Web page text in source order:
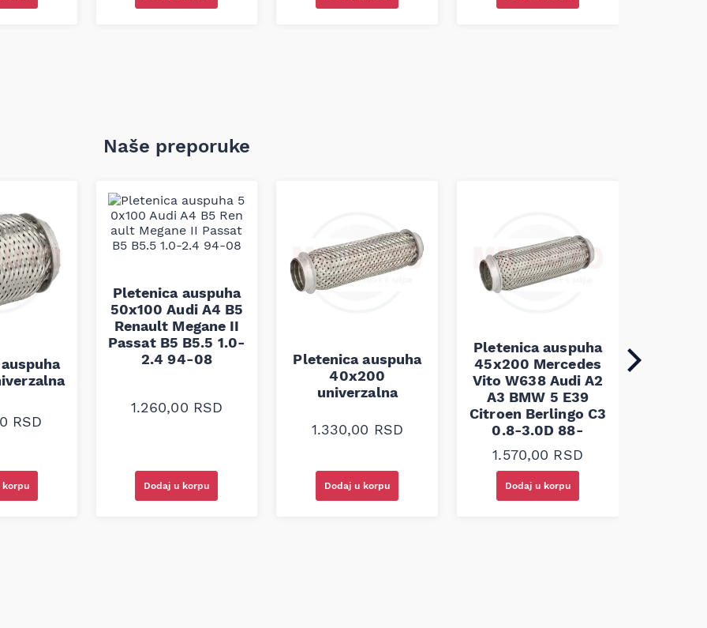
Naše preporuke
RSD
korpu
Pletenica auspuha
50x100 Audi A4 B5
Renault Megane II
Passat B5 B5.5 1.0-
2.4 94-08
1.260,00 RSD
Dodaj u korpu
Pletenica auspuha
40x200
univerzalna
1.330,00 RSD
Dodaj u korpu
Pletenica auspuha
45x200 Mercedes
Vito W638 Audi A2
A3 BMW 5 E39
Citroen Berlingo C3
0.8-3.0D 88-
1.570,00 RSD
Dodaj u korpu